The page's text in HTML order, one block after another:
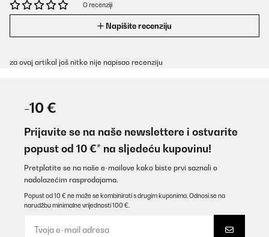
O recenziji
Napišite recenziju
za ovaj artikal još nitko nije napisao recenziju
-10 €
Prijavite se na naše newslettere i ostvarite
popust od 10 €* na sljedeću kupovinu!
Pretplatite se na naše e-mailove kako biste prvi saznali o
nadolazećim rasprodajama.
Popust od 10 € ne može se kombinirati s drugim kuponima. Odnosi se na
narudžbu minimalne vrijednosti 100 €.